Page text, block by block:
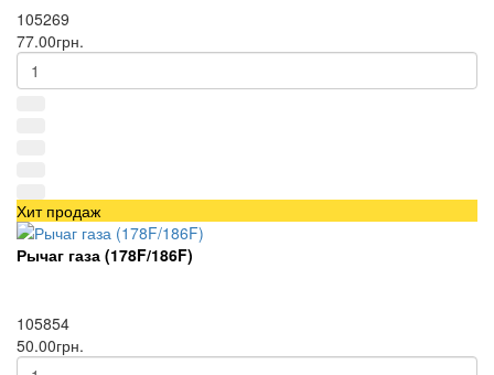
105269
77.00грн.
Хит продаж
Рычаг газа (178F/186F)
105854
50.00грн.